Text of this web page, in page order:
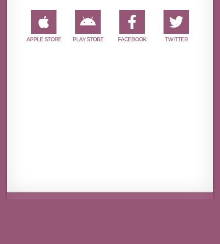
APPLE STORE PLAY STORE FACEBOOK TWITTER